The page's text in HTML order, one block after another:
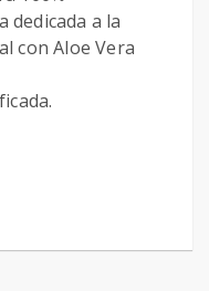
dedicada a la
con Aloe Vera